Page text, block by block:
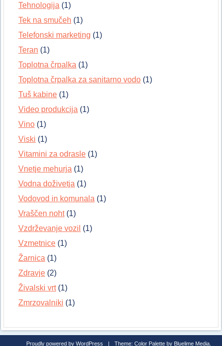
Tehnologija (1)
Tek na smučeh (1)
Telefonski marketing (1)
Teran (1)
Toplotna črpalka (1)
Toplotna črpalka za sanitarno vodo (1)
Tuš kabine (1)
Video produkcija (1)
Vino (1)
Viski (1)
Vitamini za odrasle (1)
Vnetje mehurja (1)
Vodna doživetja (1)
Vodovod in komunala (1)
Vraščen noht(1)
Vzdrževanje vozil (1)
Vzmetnice (1)
Žarnica (1)
Zdravje (2)
Živalski vrt(1)
Zmrzovalniki (1)
Proudly powered by WordPress | Theme: Color Palette by Bluelime Media.